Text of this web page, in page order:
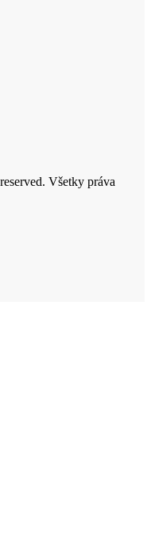
Všetky práva